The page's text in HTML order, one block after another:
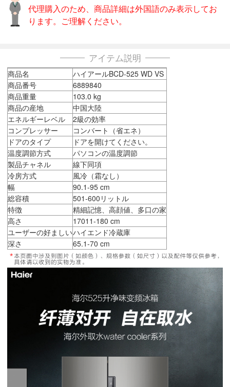
代理購入のため、商品詳細は外国語のみ表示してお
ります。ご理解ください。
アイテム説明
商品名
ハイアールBCD-525 WD VS
商品番号
6889840
商品重量
103.0 kg
商品の産地
中国大陸
エネルギーレベル
2級の効率
コンプレッサー
コンバート（省エネ）
ドアのタイプ
ドアを開けてください。
温度調節方式
パソコンの温度調節
製品チャネル
線下同項
冷房方式
風冷（霜なし）
幅
90.1-95 cm
総容積
501-600リットル
特徴
精細記憶、高顔値、多口の家
高さ
17011-180 cm
ユーザーの好ましいハイエンド冷蔵庫
深さ
65.1-70 cm